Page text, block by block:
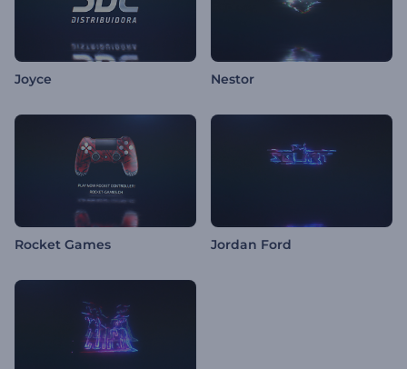
Joyce Nestor
Rocket Games Jordan Ford